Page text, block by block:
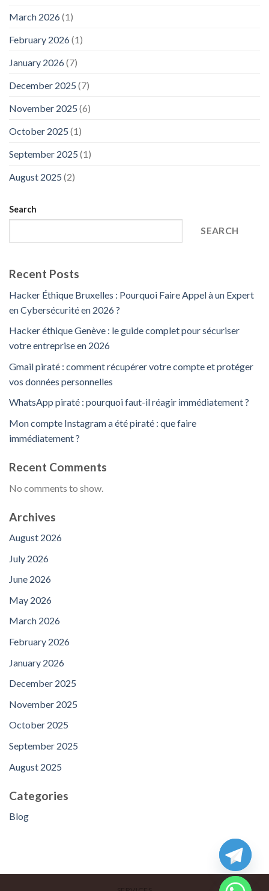
March 2026(1)
February 2026(1)
January 2026(7)
December 2025 (7)
November 2025 (6)
October 2025 (1)
September 2025 (1)
August 2025 (2)
Search
SEARCH
Recent Posts
Hacker Éthique Bruxelles : Pourquoi Faire Appel à un Expert
en Cybersécurité en 2026 ?
Hacker éthique Genève : le guide complet pour sécuriser
votre entreprise en 2026
Gmail piraté : comment récupérer votre compte et protéger
vos données personnelles
WhatsApp piraté : pourquoi faut-il réagir immédiatement ?
Mon compte Instagram a été piraté : que faire
immédiatement ?
Recent Comments
No comments to show.
Archives
August 2026
July 2026
June 2026
May 2026
March 2026
February 2026
January 2026
December 2025
November 2025
October 2025
September 2025
August 2025
Categories
Blog